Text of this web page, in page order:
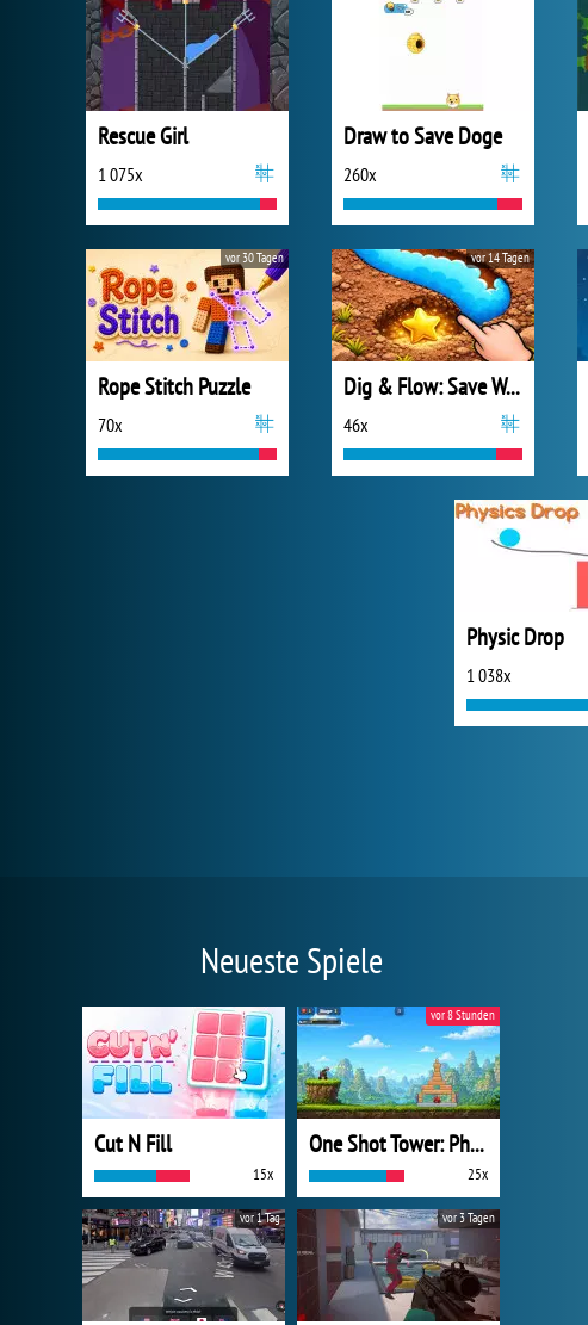
Rescue Girl
1 075x
Draw to Save Doge
260x
Rope Stitch Puzzle
70x
vor 30 Tagen
Dig & Flow: Save Water
46x
vor 14 Tagen
Physic Drop
1 038x
Neueste Spiele
Cut N Fill
15x
One Shot Tower: Physics Destroyer
25x
vor 8 Stunden
vor 1 Tag vor 3 Tagen